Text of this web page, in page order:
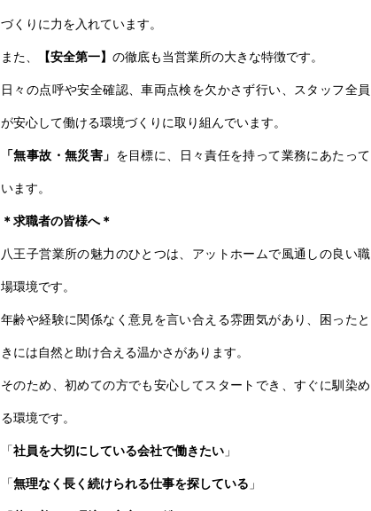
づくりに力を入れています。
また、 【安全第一】 の徹底も当営業所の大きな特徴です。
日々の点呼や安全確認、車両点検を欠かさず行い、スタッフ全員
が安心して働ける環境づくりに取り組んでいます。
「無事故・無災害」 を目標に、日々責任を持って業務にあたって
います。
＊求職者の皆様へ＊
八王子営業所の魅力のひとつは、アットホームで風通しの良い職
場環境です。
年齢や経験に関係なく意見を言い合える雰囲気があり、困ったと
きには自然と助け合える温かさがあります。
そのため、初めての方でも安心してスタートでき、すぐに馴染め
る環境です。
「社員を大切にしている会社で働きたい 」
「無理なく長く続けられる仕事を探している 」